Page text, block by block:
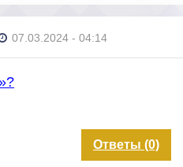
07.03.2024 - 04:14
Ответы (0)